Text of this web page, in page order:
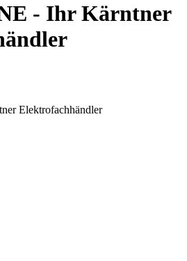
- Ihr Kärntner
Elektrofachhändler